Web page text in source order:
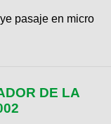
pasaje en micro
DE LA